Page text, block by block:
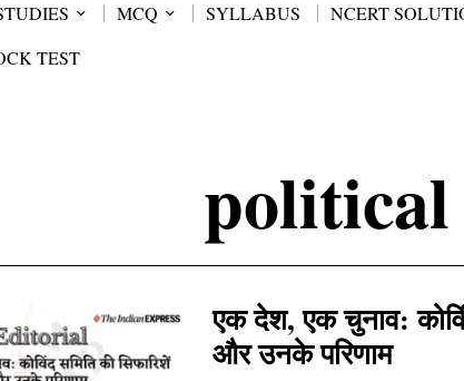
MCQ SYLLABUS NCERT
TEST
एक देश, एक चुनाव:
और उनके परिणाम